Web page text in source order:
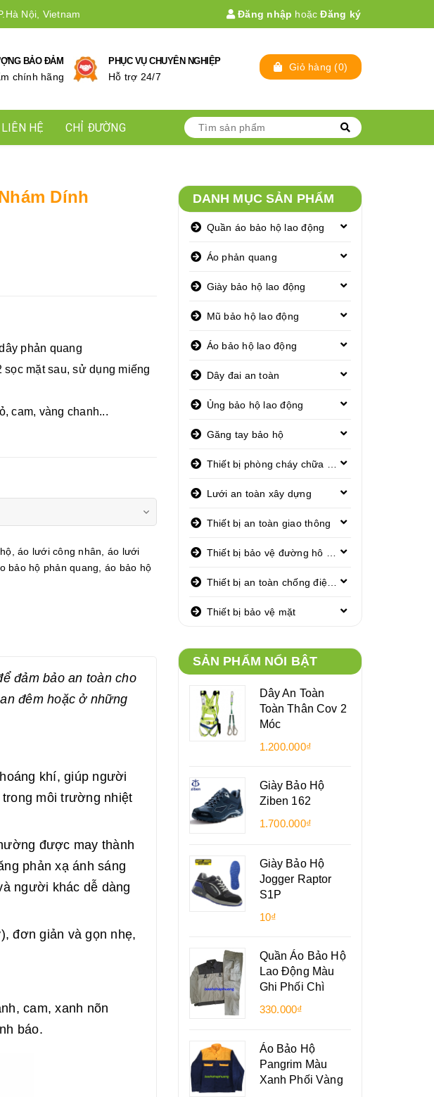
Nội, Vietnam Đăng nhập hoặc Đăng ký
BẢO ĐẢM
chính hãng
PHỤC VỤ CHUYÊN NGHIỆP
Hỗ trợ 24/7
Giỏ hàng (0)
LIÊN HỆ CHỈ ĐƯỜNG
Dính
phản quang
mặt sau, sử dụng miếng
cam, vàng chanh...
,áo lưới công nhân
áo lưới
bảo hộ phản quang
áo bảo hộ
đảm bảo an toàn cho
đêm hoặc ở những
khí, giúp người
môi trường nhiệt
được may thành
phản xạ ánh sáng
người khác dễ dàng
đơn giản và gọn nhẹ,
cam, xanh nõn
báo.
DANH MỤC SẢN PHẨM
Quần áo bảo hộ lao động
Áo phản quang
Giày bảo hộ lao động
Mũ bảo hộ lao động
Áo bảo hộ lao động
Dây đai an toàn
Ủng bảo hộ lao động
Găng tay bảo hộ
Lưới an toàn xây dựng
Thiết bị an toàn giao thông
Thiết bị bảo vệ mặt
SẢN PHẨM NỔI BẬT
Dây An Toàn
Toàn Thân Cov 2
Móc
1.200.000₫
Giày Bảo Hộ
Ziben 162
1.700.000₫
Giày Bảo Hộ
Jogger Raptor
S1P
10₫
Quần Áo Bảo Hộ
Lao Động Màu
Ghi Phối Chì
330.000₫
Áo Bảo Hộ
Pangrim Màu
Xanh Phối Vàng